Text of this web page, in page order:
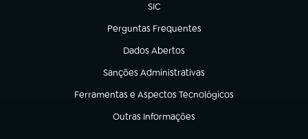
SIC
(abre em nova aba)
Perguntas Frequentes
(abre em nova aba)
Dados Abertos
(abre em nova aba)
Sanções Administrativas
(abre em nova aba)
Ferramentas e Aspectos Tecnológicos
(abre em nova aba)
Outras Informações
(abre em nova aba)